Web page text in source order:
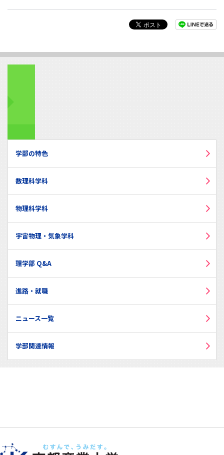
学部の特色
数理科学科
物理科学科
宇宙物理・気象学科
理学部 Q&A
進路・就職
ニュース一覧
学部関連情報